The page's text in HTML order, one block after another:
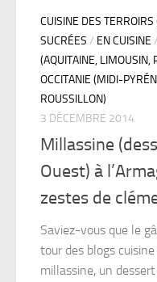
CUISINE DES TERROIRS
SUCRÉES / EN CUISINE /
(AQUITAINE, LIMOUSIN,
OCCITANIE (MIDI-
ROUSSILLON)
3 DÉCEMBRE 2014
Millassine
Ouest) à
zestes de
Saviez-vous que le
tour des blogs
millassine, un